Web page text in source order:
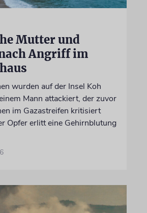
Mutter und
Angriff im
wurden auf der Insel Koh
Mann attackiert, der zuvor
im Gazastreifen kritisiert
Opfer erlitt eine Gehirnblutung